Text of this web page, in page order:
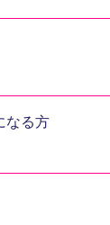
なる方